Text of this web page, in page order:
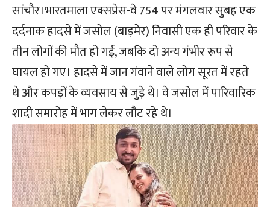
सांचौर।भारतमाला एक्सप्रेस-वे 754 पर मंगलवार सुबह एक
दर्दनाक हादसे में जसोल (बाड़मेर) निवासी एक ही परिवार के
तीन लोगों की मौत हो गई, जबकि दो अन्य गंभीर रूप से
घायल हो गए। हादसे में जान गंवाने वाले लोग सूरत में रहते
थे और कपड़ों के व्यवसाय से जुड़े थे। वे जसोल में पारिवारिक
शादी समारोह में भाग लेकर लौट रहे थे।